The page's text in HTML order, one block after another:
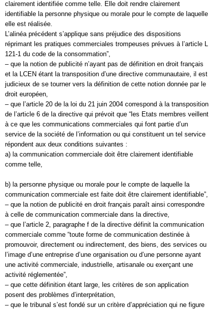
clairement identifiée comme telle. Elle doit rendre clairement
identifiable la personne physique ou morale pour le compte de laquelle
elle est réalisée.
L’alinéa précédent s’applique sans préjudice des dispositions
réprimant les pratiques commerciales trompeuses prévues à l’article L
121-1 du code de la consommation”,
– que la notion de publicité n’ayant pas de définition en droit français
et la LCEN étant la transposition d’une directive communautaire, il est
judicieux de se tourner vers la définition de cette notion donnée par le
droit européen,
– que l’article 20 de la loi du 21 juin 2004 correspond à la transposition
de l’article 6 de la directive qui prévoit que “les Etats membres veillent
à ce que les communications commerciales qui font partie d’un
service de la société de l’information ou qui constituent un tel service
répondent aux deux conditions suivantes :
a) la communication commerciale doit être clairement identifiable
comme telle,
b) la personne physique ou morale pour le compte de laquelle la
communication commerciale est faite doit être clairement identifiable”,
– que la notion de publicité en droit français paraît ainsi correspondre
à celle de communication commerciale dans la directive,
– que l’article 2, paragraphe f de la directive définit la communication
commerciale comme “toute forme de communication destinée à
promouvoir, directement ou indirectement, des biens, des services ou
l’image d’une entreprise d’une organisation ou d’une personne ayant
une activité commerciale, industrielle, artisanale ou exerçant une
activité réglementée”,
– que cette définition étant large, les critères de son application
posent des problèmes d’interprétation,
– que le tribunal s’est fondé sur un critère d’appréciation qui ne figure